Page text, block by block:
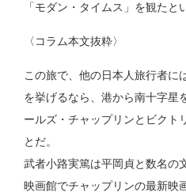
「モダン・タイムス」を観たと
〈コラム本文抜粋〉
この旅で、他の日本人旅行者に
を挙げるなら、港から南十字星
ールズ・チャップリンとビクト
とだ。
武者小路実篤は平岡貞と数名の
映画館でチャップリンの最新映